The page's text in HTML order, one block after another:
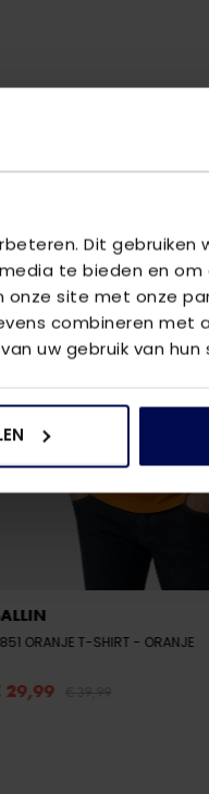
Dit gebruiken
te bieden en
onze site met onze
combineren met
uw gebruik van hun
ORANJE T-SHIRT - ORANJE
29,99